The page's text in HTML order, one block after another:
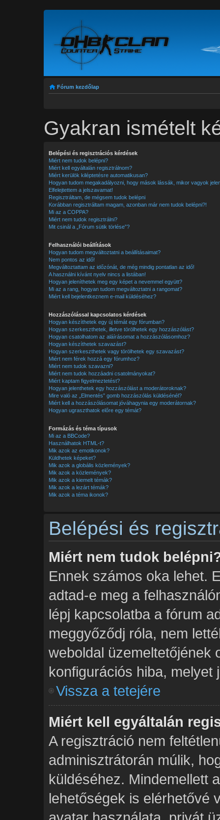
Fórum kezdőlap
Gyakran ismételt
Belépési és regisztrációs kérdések
Miért nem tudok belépni?
Miért kell egyáltalán regisztrálnom?
Miért kerülök kiléptetésre automatikusan?
Hogyan tudom megakadályozni, hogy mások lássák, mikor vagyok
Elfelejtettem a jelszavamat!
Regisztráltam, de mégsem tudok belépni
Korábban regisztráltam magam, azonban már nem tudok belépni?!
Mi az a COPPA?
Miért nem tudok regisztrálni?
Mit csinál a „Fórum sütik törlése”?
Felhasználói beállítások
Hogyan tudom megváltoztatni a beállításaimat?
Nem pontos az idő!
Megváltoztattam az időzónát, de még mindig pontatlan az idő!
A használni kívánt nyelv nincs a listában!
Hogyan jeleníthetek meg egy képet a nevemmel együtt?
Mi az a rang, hogyan tudom megváltoztatni a rangomat?
Miért kell bejelentkeznem e-mail küldéséhez?
Hozzászólással kapcsolatos kérdések
Hogyan készíthetek egy új témát egy fórumban?
Hogyan szerkeszthetek, illetve törölhetek egy hozzászólást?
Hogyan csatolhatom az aláírásomat a hozzászólásomhoz?
Hogyan készíthetek szavazást?
Hogyan szerkeszthetek vagy törölhetek egy szavazást?
Miért nem férek hozzá egy fórumhoz?
Miért nem tudok szavazni?
Miért nem tudok hozzáadni csatolmányokat?
Miért kaptam figyelmeztetést?
Hogyan jelenthetek egy hozzászólást a moderátoroknak?
Mire való az „Elmentés” gomb hozzászólás küldésénél?
Miért kell a hozzászólásomat jóváhagynia egy moderátornak?
Hogyan ugraszthatok előre egy témát?
Formázás és téma típusok
Mi az a BBCode?
Használhatok HTML-t?
Mik azok az emotikonok?
Küldhetek képeket?
Mik azok a globális közlemények?
Mik azok a közlemények?
Mik azok a kiemelt témák?
Mik azok a lezárt témák?
Mik azok a téma ikonok?
Belépési és
Miért nem tudok
Ennek számos oka lehet.
adtad-e meg a
lépj kapcsolatba a fórum
meggyőződj róla, nem
weboldal üzemeltetőjének
konfigurációs hiba, melyet
Vissza a tetejére
Miért kell egyáltalán
A regisztráció nem
adminisztrátorán múlik,
küldéséhez. Mindemellett
lehetőségek is elérhetővé